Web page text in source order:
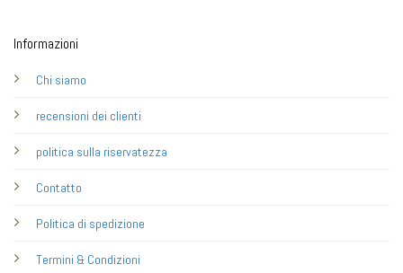
Informazioni
Chi siamo
recensioni dei clienti
politica sulla riservatezza
Contatto
Politica di spedizione
Termini & Condizioni